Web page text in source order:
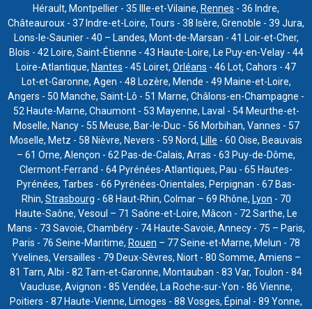
Hérault, Montpellier - 35 Ille-et-Vilaine, Rennes - 36 Indre,
Châteauroux - 37 Indre-et-Loire, Tours - 38 Isère, Grenoble - 39 Jura,
Lons-le-Saunier - 40 – Landes, Mont-de-Marsan - 41 Loir-et-Cher,
Blois - 42 Loire, Saint-Étienne - 43 Haute-Loire, Le Puy-en-Velay - 44
Loire-Atlantique, Nantes - 45 Loiret, Orléans - 46 Lot, Cahors - 47
Lot-et-Garonne, Agen - 48 Lozère, Mende - 49 Maine-et-Loire,
Angers - 50 Manche, Saint-Lô - 51 Marne, Châlons-en-Champagne -
52 Haute-Marne, Chaumont - 53 Mayenne, Laval - 54 Meurthe-et-
Moselle, Nancy - 55 Meuse, Bar-le-Duc - 56 Morbihan, Vannes - 57
Moselle, Metz - 58 Nièvre, Nevers - 59 Nord, Lille - 60 Oise, Beauvais
– 61 Orne, Alençon - 62 Pas-de-Calais, Arras - 63 Puy-de-Dôme,
Clermont-Ferrand - 64 Pyrénées-Atlantiques, Pau - 65 Hautes-
Pyrénées, Tarbes - 66 Pyrénées-Orientales, Perpignan - 67 Bas-
Rhin, Strasbourg - 68 Haut-Rhin, Colmar – 69 Rhône, Lyon - 70
Haute-Saône, Vesoul – 71 Saône-et-Loire, Mâcon - 72 Sarthe, Le
Mans - 73 Savoie, Chambéry - 74 Haute-Savoie, Annecy - 75 – Paris,
Paris - 76 Seine-Maritime, Rouen – 77 Seine-et-Marne, Melun - 78
Yvelines, Versailles - 79 Deux-Sèvres, Niort - 80 Somme, Amiens –
81 Tarn, Albi - 82 Tarn-et-Garonne, Montauban - 83 Var, Toulon - 84
Vaucluse, Avignon - 85 Vendée, La Roche-sur-Yon - 86 Vienne,
Poitiers - 87 Haute-Vienne, Limoges - 88 Vosges, Épinal - 89 Yonne,